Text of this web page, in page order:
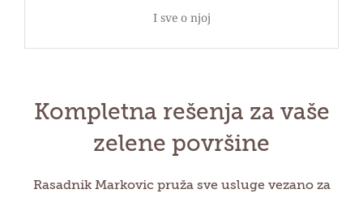
I sve o njoj
Kompletna rešenja za vaše
zelene površine
Rasadnik Markovic pruža sve usluge vezano za